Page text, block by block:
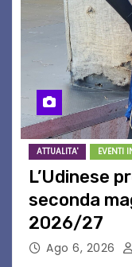
ATTUALITA' EVENTI
L’Udinese
seconda
2026/27
Ago 6, 2026